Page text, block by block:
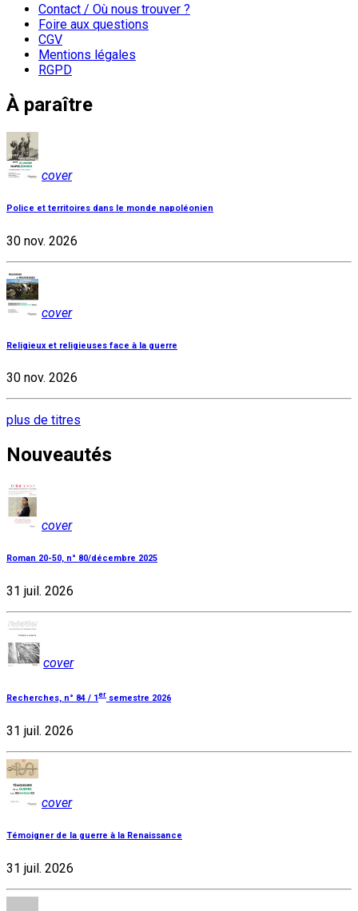
Contact / Où nous trouver ?
Foire aux questions
CGV
Mentions légales
RGPD
À paraître
cover
Police et territoires dans le monde napoléonien
30 nov. 2026
cover
Religieux et religieuses face à la guerre
30 nov. 2026
plus de titres
Nouveautés
cover
Roman 20-50, n° 80/décembre 2025
31 juil. 2026
cover
Recherches, n° 84 / 1er semestre 2026
31 juil. 2026
cover
Témoigner de la guerre à la Renaissance
31 juil. 2026